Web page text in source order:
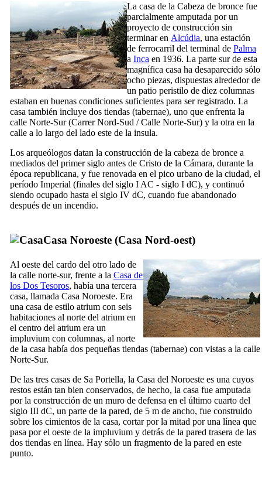
La casa de la Cabeza de bronce fue
parcialmente amputada por un
proyecto de construcción sin
terminar en Alcúdia, una estación
de ferrocarril del terminal de Palma
a Inca en 1936. La parte sur de esta
magnífica casa ha desaparecido sólo
ocho piezas, dispuestas alrededor de
un patio peristilo de diez columnas
estaban en buenas condiciones suficientes para ser registrado. La
casa también incluye dos tiendas (tabernae), uno que enfrenta la
calle Norte-Sur (Carrer Nord-Sud /Calle Norte-Sur) y la otra en la
calle a lo largo del lado este de la insula.
Los arqueólogos datan la construcción de la cabeza de bronce a
mediados del primersiglo antes de Cristo de la Cámara, durante la
época republicana, y fue renovada en el pico urbano de la ciudad, el
período Imperial (finales del siglo I AC - siglo I dC), y continuó
siendo ocupado hasta el siglo IV dC, cuando fue abandonado
después de un incendio.
Casa Noroeste (Casa Nord-oest)
Al oeste del cardo del otro lado de
la calle norte-sur, frente a la Casa de
los Dos Tesoros, había una tercera
casa, llamada Casa Noroeste. Era
una casa de estilo atrium con seis
habitaciones al norte del atrium en
el centro del atrium era un
impluvium con columnas, al norte
de la casa había dos pequeñas tiendas (tabernae) con vistas a la calle
Norte-Sur.
De las tres casas de Sa Portella, la Casa del Noroeste es una cuyos
restos están tan bien conservados, de hecho, la casa fue amputada
por la construcción de un muro de defensa en el último cuarto del
siglo III dC, un parte de la pared, de 5 m de ancho, fue construido
sobre los cimientos de la casa, cortar por la mitad por una línea que
pasa por el oeste de la impluvium y detrás de la pared trasera de las
dos tiendas en línea. Hay sólo un fragmento de la pared en este
punto.